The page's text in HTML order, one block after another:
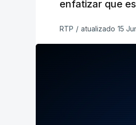
enfatizar que
RTP / atualizado 15